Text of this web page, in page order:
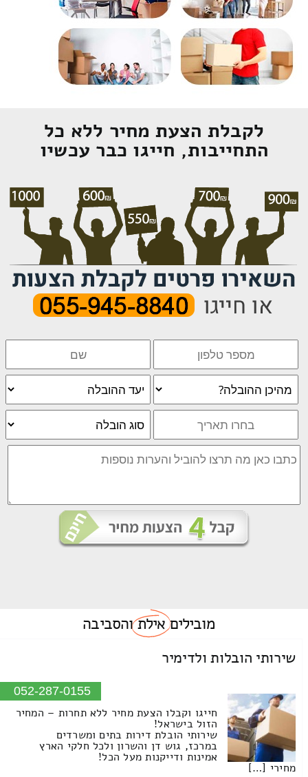
לקבלת הצעת מחיר ללא כל
התחייבות, חייגו כבר עכשיו
מוביליםאילתוהסביבה
שירותי הובלות ולדימיר
052-287-0155
חייגו וקבלו הצעת מחיר ללא תחרות – המחיר
הזול בישראל!
שירותי הובלת דירות בתים ומשרדים
במרכז, גוש דן והשרון ולכל חלקי הארץ
אמינות ודייקנות מעל הכל!
מחירי […]